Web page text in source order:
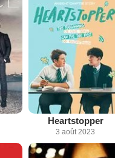
Heartstopper
3 août 2023